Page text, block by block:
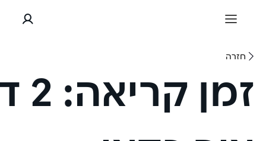
חזרה
זמן קריאה: 2 דקות